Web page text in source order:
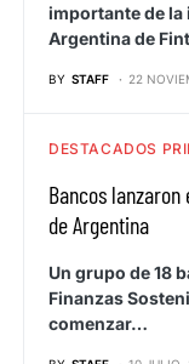
importante de
Argentina de
BY STAFF 22
DESTACADOS
Bancos
de Argentina
Un grupo de 18
Finanzas
comenzar…